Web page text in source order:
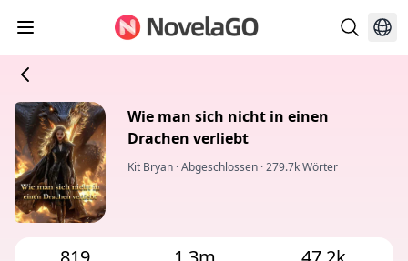
Wie man sich nicht in einen
Drachen verliebt
Kit Bryan ·Abgeschlossen ·279.7k Wörter